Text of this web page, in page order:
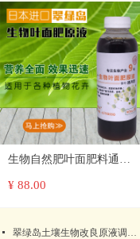
生物自然肥叶面肥料通用
型蔬菜草莓花卉果树农用
¥ 88.00
넷 翠绿岛土壤生物改良原液调理改良剂盐碱地抗重茬酸碱性板结日本产